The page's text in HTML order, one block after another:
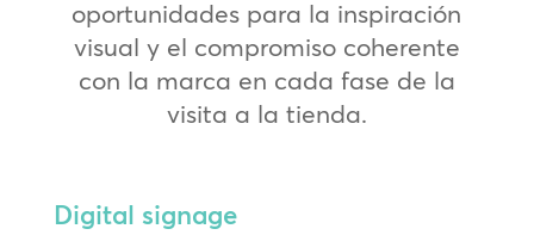
oportunidades para la inspiración
visual y el compromiso coherente
con la marca en cada fase de la
visita a la tienda.
Digital signage